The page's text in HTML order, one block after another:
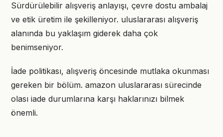
Sürdürülebilir alışveriş anlayışı, çevre dostu ambalaj
ve etik üretim ile şekilleniyor. uluslararası alışveriş
alanında bu yaklaşım giderek daha çok
benimseniyor.
İade politikası, alışveriş öncesinde mutlaka okunması
gereken bir bölüm. amazon uluslararası sürecinde
olası iade durumlarına karşı haklarınızı bilmek
önemli.